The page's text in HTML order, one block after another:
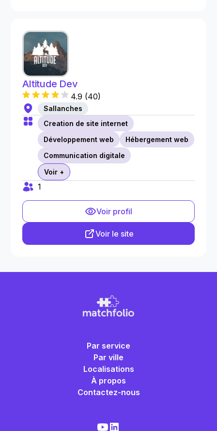
Altitude Dev
4.9 (40)
Sallanches
Creation de site internet
Développement web
Hébergement web
Communication digitale
Voir +
1
Voir profil
Voir le site
Par service
Par ville
Localisations
À propos
Contactez-nous